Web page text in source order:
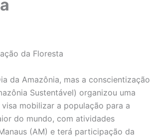
da Floresta
da Amazônia, mas a conscientização
Sustentável) organizou uma
mobilizar a população para a
do mundo, com atividades
(AM) e terá participação da